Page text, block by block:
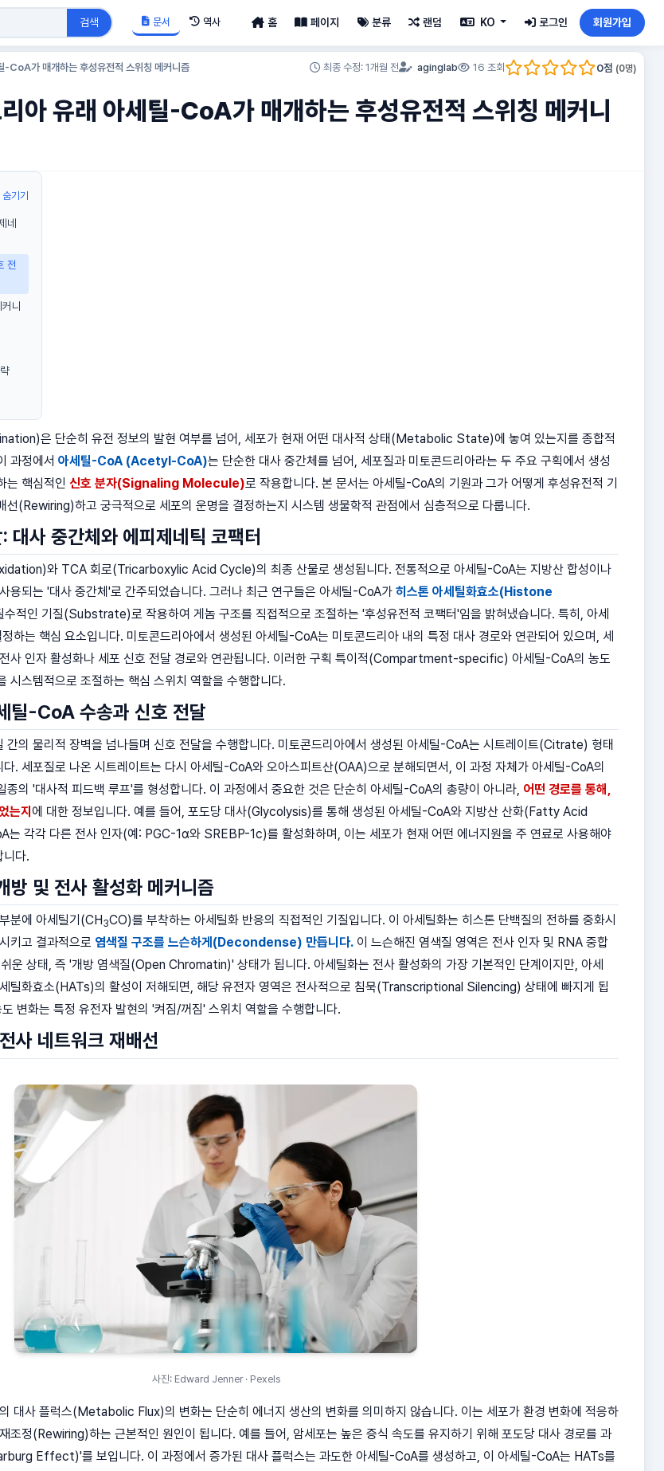
검색 문서 역사 홈 페이지 분류 랜덤 KO 로그인 회원가입
-CoA가 매개하는 후성유전적 스위칭 메커니즘 최종 수정: 1개월 전 aginglab 16 조회 0점 (0명)
아 유래 아세틸-CoA가 매개하는 후성유전적 스위칭 메커니
숨기기
네
전
니
은 단순히 유전 정보의 발현 여부를 넘어, 세포가 현재 어떤 대사적 상태(Metabolic State)에 놓여 있는지를 종합적
과정에서 아세틸-CoA (Acetyl-CoA)는 단순한 대사 중간체를 넘어, 세포질과 미토콘드리아라는 두 주요 구획에서 생성
는 핵심적인 신호 분자(Signaling Molecule)로 작용합니다. 본 문서는 아세틸-CoA의 기원과 그가 어떻게 후성유전적 기
선(Rewiring)하고 궁극적으로 세포의 운명을 결정하는지 시스템 생물학적 관점에서 심층적으로 다룹니다.
사 중간체와 에피제네틱 코팩터
와 TCA 회로(Tricarboxylic Acid Cycle)의 최종 산물로 생성됩니다. 전통적으로 아세틸-CoA는 지방산 합성이나
용되는 '대사 중간체'로 간주되었습니다. 그러나 최근 연구들은 아세틸-CoA가 히스톤 아세틸화효소(Histone
수적인 기질(Substrate)로 작용하여 게놈 구조를 직접적으로 조절하는 '후성유전적 코팩터'임을 밝혀냈습니다. 특히, 아세
하는 핵심 요소입니다. 미토콘드리아에서 생성된 아세틸-CoA는 미토콘드리아 내의 특정 대사 경로와 연관되어 있으며, 세
사 인자 활성화나 세포 신호 전달 경로와 연관됩니다. 이러한 구획 특이적(Compartment-specific) 아세틸-CoA의 농도
시스템적으로 조절하는 핵심 스위치 역할을 수행합니다.
틸-CoA 수송과 신호 전달
간의 물리적 장벽을 넘나들며 신호 전달을 수행합니다. 미토콘드리아에서 생성된 아세틸-CoA는 시트레이트(Citrate) 형태
. 세포질로 나온 시트레이트는 다시 아세틸-CoA와 오아스피트산(OAA)으로 분해되면서, 이 과정 자체가 아세틸-CoA의
종의 '대사적 피드백 루프'를 형성합니다. 이 과정에서 중요한 것은 단순히 아세틸-CoA의 총량이 아니라, 어떤 경로를 통해,
는지 에 대한 정보입니다. 예를 들어, 포도당 대사(Glycolysis)를 통해 생성된 아세틸-CoA와 지방산 산화(Fatty Acid
각각 다른 전사 인자(예: PGC-1α와 SREBP-1c)를 활성화하며, 이는 세포가 현재 어떤 에너지원을 주 연료로 사용해야
니다.
방 및 전사 활성화 메커니즘
분에 아세틸기(CH 3CO)를 부착하는 아세틸화 반응의 직접적인 기질입니다. 이 아세틸화는 히스톤 단백질의 전하를 중화시
키고 결과적으로 염색질 구조를 느슨하게(Decondense) 만듭니다. 이 느슨해진 염색질 영역은 전사 인자 및 RNA 중합
상태, 즉 '개방 염색질(Open Chromatin)' 상태가 됩니다. 아세틸화는 전사 활성화의 가장 기본적인 단계이지만, 아세
틸화효소(HATs)의 활성이 저해되면, 해당 유전자 영역은 전사적으로 침묵(Transcriptional Silencing) 상태에 빠지게 됩
변화는 특정 유전자 발현의 '켜짐/꺼짐' 스위치 역할을 수행합니다.
사 네트워크 재배선
사진: Edward Jenner · Pexels
대사 플럭스(Metabolic Flux)의 변화는 단순히 에너지 생산의 변화를 의미하지 않습니다. 이는 세포가 환경 변화에 적응하
조정(Rewiring)하는 근본적인 원인이 됩니다. 예를 들어, 암세포는 높은 증식 속도를 유지하기 위해 포도당 대사 경로를 과
Effect)'를 보입니다. 이 과정에서 증가된 대사 플럭스는 과도한 아세틸-CoA를 생성하고, 이 아세틸-CoA는 HATs를